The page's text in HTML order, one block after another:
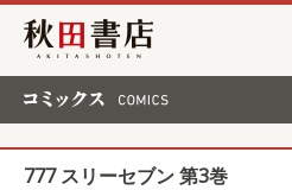
秋田書店
777 スリーセブン 第3巻